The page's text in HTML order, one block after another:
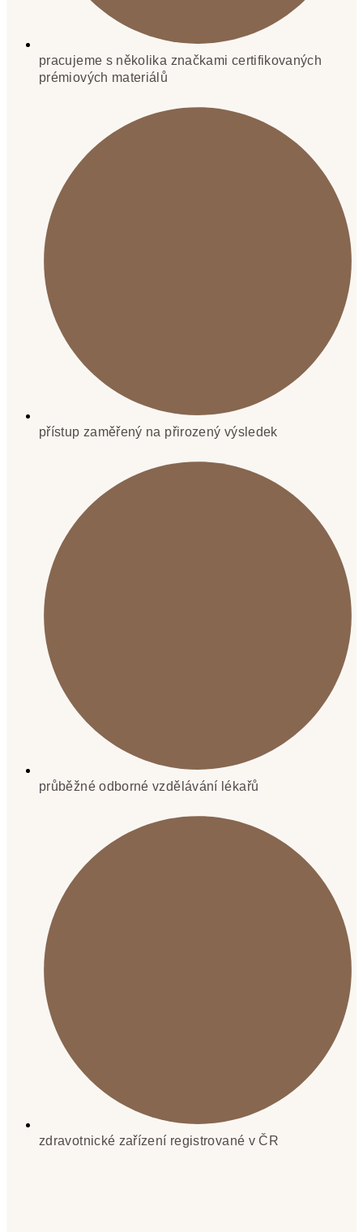
pracujeme s několika značkami certifikovaných
prémiových materiálů
přístup zaměřený na přirozený výsledek
průběžné odborné vzdělávání lékařů
zdravotnické zařízení registrované v ČR